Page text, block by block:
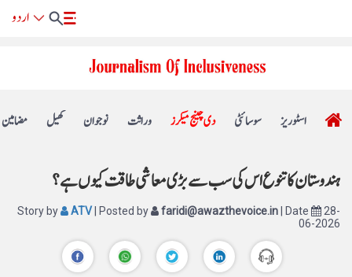
مضامین کھیل نوجوان وراثت دی چینج میکرز سوسائٹی اسٹوریز
ہندوستان کا تنوع اس کی سب سے بڑی معاشی طاقت کیوں ہے؟
Story by ATV | Posted by faridi@awazthevoice.in | Date
28-
06-2026